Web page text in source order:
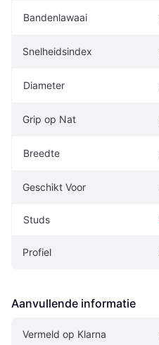
Bandenlawaai
Snelheidsindex
Diameter
Grip op Nat
Breedte
Geschikt Voor
Studs
Profiel
Aanvullende informatie
Vermeld op Klarna